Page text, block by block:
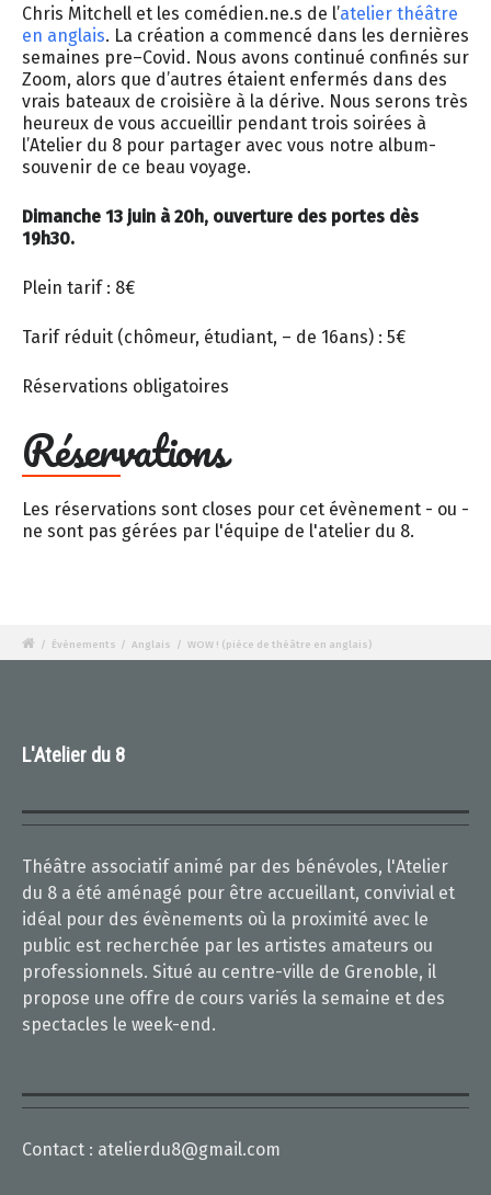
Chris Mitchell et les comédien.ne.s de l’atelier théâtre
en anglais. La création a commencé dans les dernières
semaines pre–Covid. Nous avons continué confinés sur
Zoom, alors que d’autres étaient enfermés dans des
vrais bateaux de croisière à la dérive. Nous serons très
heureux de vous accueillir pendant trois soirées à
l’Atelier du 8 pour partager avec vous notre album-
souvenir de ce beau voyage.
Dimanche 13 juin à 20h, ouverture des portes dès
19h30.
Plein tarif : 8€
Tarif réduit (chômeur, étudiant, – de 16ans) : 5€
Réservations obligatoires
Réservations
Les réservations sont closes pour cet évènement - ou -
ne sont pas gérées par l'équipe de l'atelier du 8.
/ Évènements / Anglais / WOW ! (pièce de théâtre en anglais)
L'Atelier du 8
Théâtre associatif animé par des bénévoles, l'Atelier
du 8 a été aménagé pour être accueillant, convivial et
idéal pour des évènements où la proximité avec le
public est recherchée par les artistes amateurs ou
professionnels. Situé au centre-ville de Grenoble, il
propose une offre de cours variés la semaine et des
spectacles le week-end.
Contact : atelierdu8@gmail.com